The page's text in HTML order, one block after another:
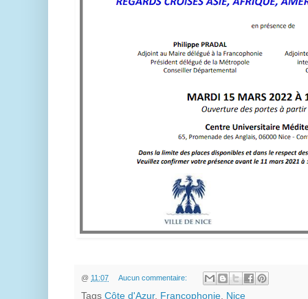
@ 11:07 Aucun commentaire:
Tags Côte d'Azur, Francophonie, Nice